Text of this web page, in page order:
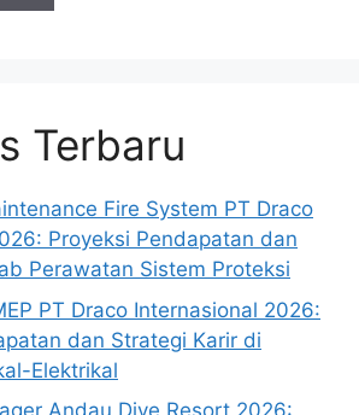
Terbaru
Fire System PT Draco
Proyeksi Pendapatan dan
Perawatan Sistem Proteksi
PT Draco Internasional 2026:
dan Strategi Karir di
Elektrikal
Andau Dive Resort 2026: